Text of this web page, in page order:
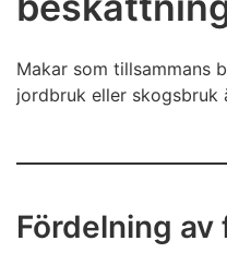
Makar som tillsammans
jordbruk eller skogsbruk
Fördelning